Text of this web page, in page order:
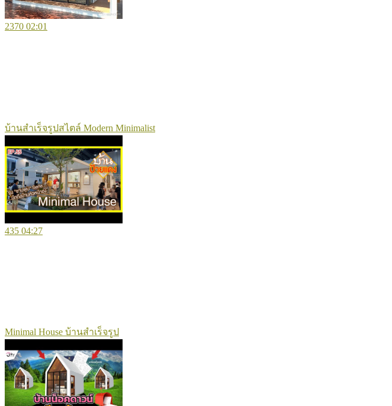
2370 02:01
บ้านสำเร็จรูปสไตล์ Modern Minimalist
435 04:27
Minimal House บ้านสำเร็จรูป